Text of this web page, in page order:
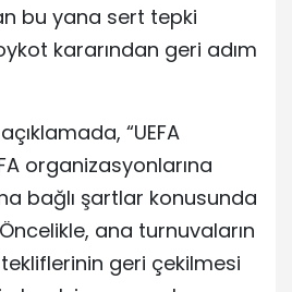
bu yana sert tepki
kararından geri adım
“UEFA
organizasyonlarına
bağlı şartlar konusunda
ana turnuvaların
geri çekilmesi